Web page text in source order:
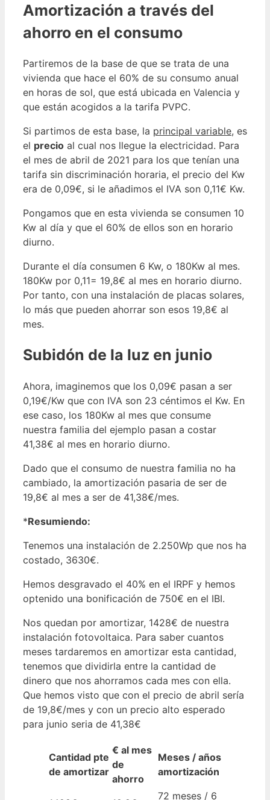
Amortización a través del
ahorro en el consumo
Partiremos de la base de que se trata de una
vivienda que hace el 60% de su consumo anual
en horas de sol, que está ubicada en Valencia y
que están acogidos a la tarifa PVPC.
Si partimos de esta base, la principal variable, es
el precio al cual nos llegue la electricidad. Para
el mes de abril de 2021 para los que tenían una
tarifa sin discriminación horaria, el precio del Kw
era de 0,09€, si le añadimos el IVA son 0,11€ Kw.
Pongamos que en esta vivienda se consumen 10
Kw al día y que el 60% de ellos son en horario
diurno.
Durante el día consumen 6 Kw, o 180Kw al mes.
180Kw por 0,11= 19,8€ al mes en horario diurno.
Por tanto, con una instalación de placas solares,
lo más que pueden ahorrar son esos 19,8€ al
mes.
Subidón de la luz en junio
Ahora, imaginemos que los 0,09€ pasan a ser
0,19€/Kw que con IVA son 23 céntimos el Kw. En
ese caso, los 180Kw al mes que consume
nuestra familia del ejemplo pasan a costar
41,38€ al mes en horario diurno.
Dado que el consumo de nuestra familia no ha
cambiado, la amortización pasaria de ser de
19,8€ al mes a ser de 41,38€/mes.
*Resumiendo:
Tenemos una instalación de 2.250Wp que nos ha
costado, 3630€.
Hemos desgravado el 40% en el IRPF y hemos
optenido una bonificación de 750€ en el IBI.
Nos quedan por amortizar, 1428€ de nuestra
instalación fotovoltaica. Para saber cuantos
meses tardaremos en amortizar esta cantidad,
tenemos que dividirla entre la cantidad de
dinero que nos ahorramos cada mes con ella.
Que hemos visto que con el precio de abril sería
de 19,8€/mes y con un precio alto esperado
para junio seria de 41,38€
Cantidad pte
de amortizar
€ al mes
de
ahorro
Meses / años
amortización
72 meses / 6